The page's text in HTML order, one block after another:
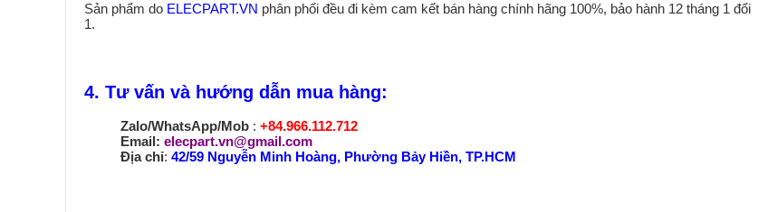
Sản phẩm do ELECPART.VN phân phối đều đi kèm cam kết bán hàng chính hãng 100%, bảo hành 12 tháng 1 đổi
1.
4. Tư vấn và hướng dẫn mua hàng:
Zalo/WhatsApp/Mob : +84.966.112.712
Email: elecpart.vn@gmail.com
Địa chỉ: 42/59 Nguyễn Minh Hoàng, Phường Bảy Hiền, TP.HCM